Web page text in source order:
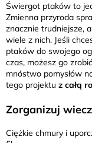
Świergot ptaków to
Zmienna przyroda
znacznie trudniejsze, a
wiele z nich. Jeśli
ptaków do swojego
czas, możesz go
mnóstwo pomysłów
tego projektu z całą
Zorganizuj
Ciężkie chmury i